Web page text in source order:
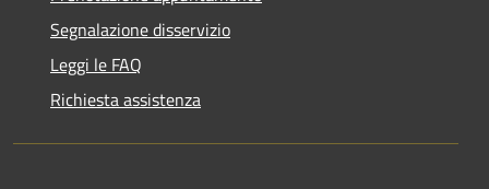
Segnalazione disservizio
Leggi le FAQ
Richiesta assistenza